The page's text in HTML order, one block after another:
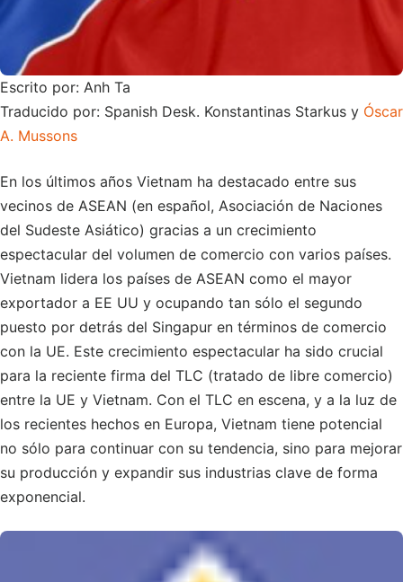
Escrito por: Anh Ta
Traducido por: Spanish Desk. Konstantinas Starkus y Óscar
A. Mussons
En los últimos años Vietnam ha destacado entre sus
vecinos de ASEAN (en español, Asociación de Naciones
del Sudeste Asiático) gracias a un crecimiento
espectacular del volumen de comercio con varios países.
Vietnam lidera los países de ASEAN como el mayor
exportador a EE UU y ocupando tan sólo el segundo
puesto por detrás del Singapur en términos de comercio
con la UE. Este crecimiento espectacular ha sido crucial
para la reciente firma del TLC (tratado de libre comercio)
entre la UE y Vietnam. Con el TLC en escena, y a la luz de
los recientes hechos en Europa, Vietnam tiene potencial
no sólo para continuar con su tendencia, sino para mejorar
su producción y expandir sus industrias clave de forma
exponencial.